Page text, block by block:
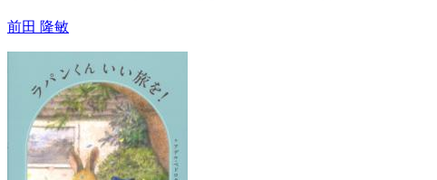
前田 隆敏